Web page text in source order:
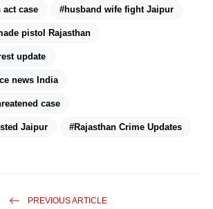
act case #husband wife fight Jaipur
pistol Rajasthan
update
news India
case
Jaipur #Rajasthan Crime Updates
PREVIOUS ARTICLE